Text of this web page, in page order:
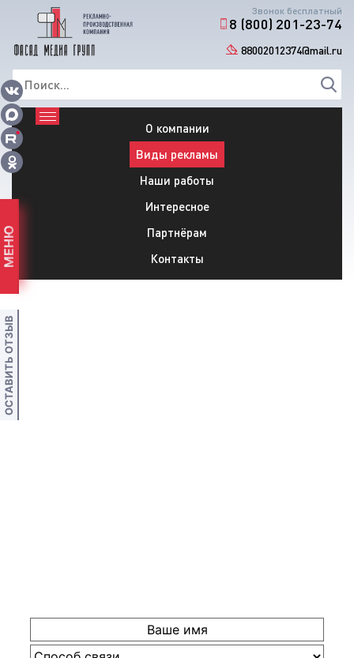
Звонок бесплатный
8 (800) 201-23-74
88002012374@mail.ru
О компании
Виды рекламы
Наши работы
Интересное
Партнёрам
Контакты
МЕНЮ
ОСТАВИТЬ ОТЗЫВ